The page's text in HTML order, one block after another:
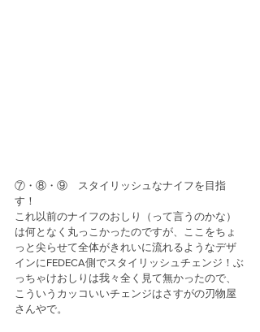
⑦・⑧・⑨　スタイリッシュなナイフを目指
す！
これ以前のナイフのおしり（って言うのかな）
は何となく丸っこかったのですが、ここをちょ
っと尖らせて全体がきれいに流れるようなデザ
インにFEDECA側でスタイリッシュチェンジ！ぶ
っちゃけおしりは我々全く見て無かったので、
こういうカッコいいチェンジはさすがの刃物屋
さんやで。